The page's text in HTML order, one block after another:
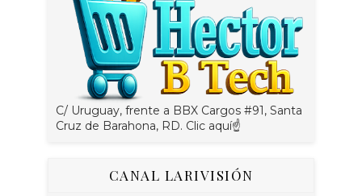
C/ Uruguay, frente a BBX Cargos #91, Santa
Cruz de Barahona, RD. Clic aquí☝
CANAL LARIVISIÓN